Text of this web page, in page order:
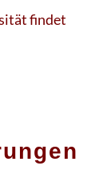
findet